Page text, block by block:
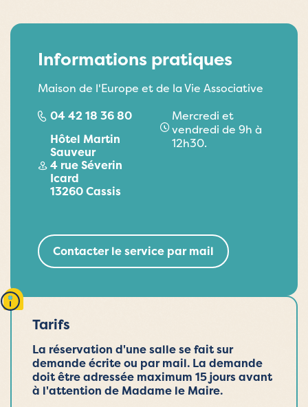
Informations pratiques
Maison de l'Europe et de la Vie Associative
04 42 18 36 80
Hôtel Martin
Sauveur
4 rue Séverin
Icard
13260 Cassis
Mercredi et
vendredi de 9h à
12h30.
Contacter le service par mail
Tarifs
La réservation d'une salle se fait sur
demande écrite ou par mail. La demande
doit être adressée maximum 15 jours avant
à l'attention de Madame le Maire.